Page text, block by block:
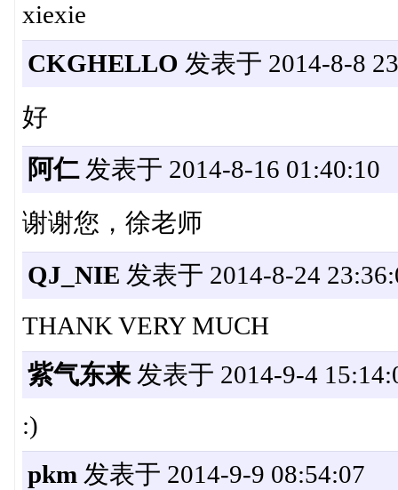
xiexie
CKGHELLO 发表于 2014-8-8
好
阿仁发表于 2014-8-16 01:40:10
谢谢您，徐老师
QJ_NIE 发表于 2014-8-24
THANK VERY MUCH
紫气东来发表于 2014-9-4
:)
pkm 发表于 2014-9-9 08:54:07